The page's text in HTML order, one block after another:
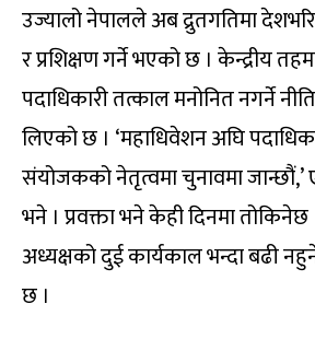
उज्यालो नेपालले अब द्रुतगतिमा
र प्रशिक्षण गर्ने भएको छ । केन्द्रीय
पदाधिकारी तत्काल मनोनित नगर्ने
लिएको छ । ‘महाधिवेशन अघि
संयोजकको नेतृत्वमा चुनावमा जान्छौं,’
भने । प्रवक्ता भने केही दिनमा तोकिनेछ
अध्यक्षको दुई कार्यकाल भन्दा बढी
छ ।